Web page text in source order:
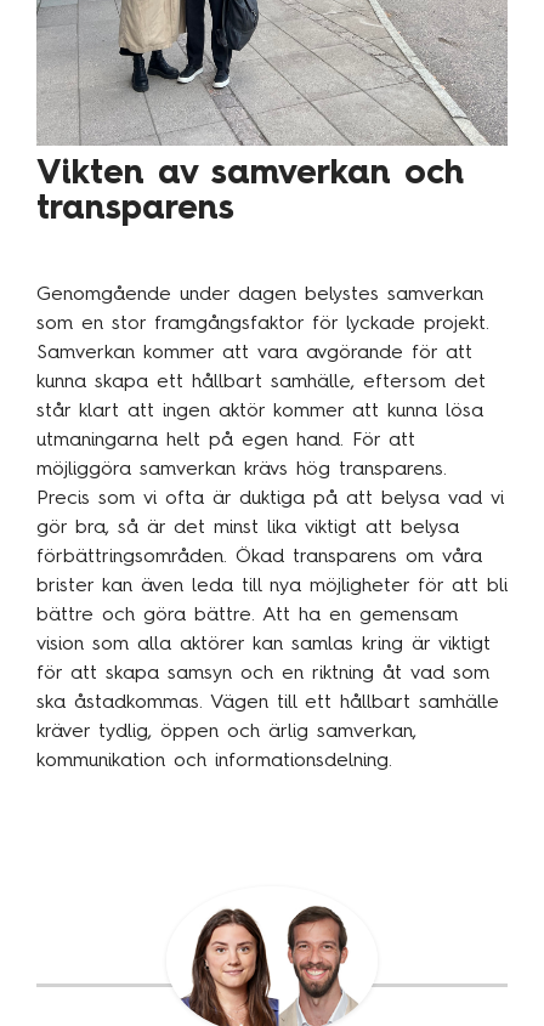
Vikten av samverkan och
transparens
Genomgående under dagen belystes samverkan
som en stor framgångsfaktor för lyckade projekt.
Samverkan kommer att vara avgörande för att
kunna skapa ett hållbart samhälle, eftersom det
står klart att ingen aktör kommer att kunna lösa
utmaningarna helt på egen hand. För att
möjliggöra samverkan krävs hög transparens.
Precis som vi ofta är duktiga på att belysa vad vi
gör bra, så är det minst lika viktigt att belysa
förbättringsområden. Ökad transparens om våra
brister kan även leda till nya möjligheter för att bli
bättre och göra bättre. Att ha en gemensam
vision som alla aktörer kan samlas kring är viktigt
för att skapa samsyn och en riktning åt vad som
ska åstadkommas. Vägen till ett hållbart samhälle
kräver tydlig, öppen och ärlig samverkan,
kommunikation och informationsdelning.